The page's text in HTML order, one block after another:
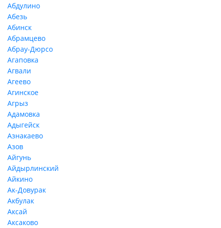
Абдулино
Абезь
Абинск
Абрамцево
Абрау-Дюрсо
Агаповка
Агвали
Агеево
Агинское
Агрыз
Адамовка
Адыгейск
Азнакаево
Азов
Айгунь
Айдырлинский
Айкино
Ак-Довурак
Акбулак
Аксай
Аксаково